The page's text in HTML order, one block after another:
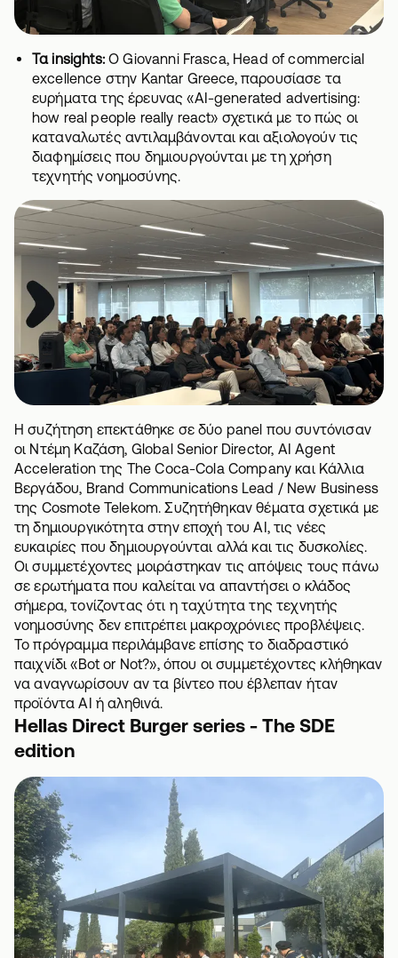
Τα insights:Ο Giovanni Frasca, Head of commercial
excellence στην Kantar Greece, παρουσίασε τα
ευρήματα της έρευνας «AI-generated advertising:
how real people really react» σχετικά με το πώς οι
καταναλωτές αντιλαμβάνονται και αξιολογούν τις
διαφημίσεις που δημιουργούνται με τη χρήση
τεχνητής νοημοσύνης.
Η συζήτηση επεκτάθηκε σε δύο panel που συντόνισαν
οι Ντέμη Καζάση, Global Senior Director, AI Agent
Acceleration της The Coca-Cola Company και Κάλλια
Βεργάδου, Brand Communications Lead / New Business
της Cosmote Telekom. Συζητήθηκαν θέματα σχετικά με
τη δημιουργικότητα στην εποχή του ΑΙ, τις νέες
ευκαιρίες που δημιουργούνται αλλά και τις δυσκολίες.
Οι συμμετέχοντες μοιράστηκαν τις απόψεις τους πάνω
σε ερωτήματα που καλείται να απαντήσει ο κλάδος
σήμερα, τονίζοντας ότι η ταχύτητα της τεχνητής
νοημοσύνης δεν επιτρέπει μακροχρόνιες προβλέψεις.
Το πρόγραμμα περιλάμβανε επίσης το διαδραστικό
παιχνίδι «Bot or Not?», όπου οι συμμετέχοντες κλήθηκαν
να αναγνωρίσουν αν τα βίντεο που έβλεπαν ήταν
προϊόντα AI ή αληθινά.
Hellas Direct Burger series - The SDE
edition